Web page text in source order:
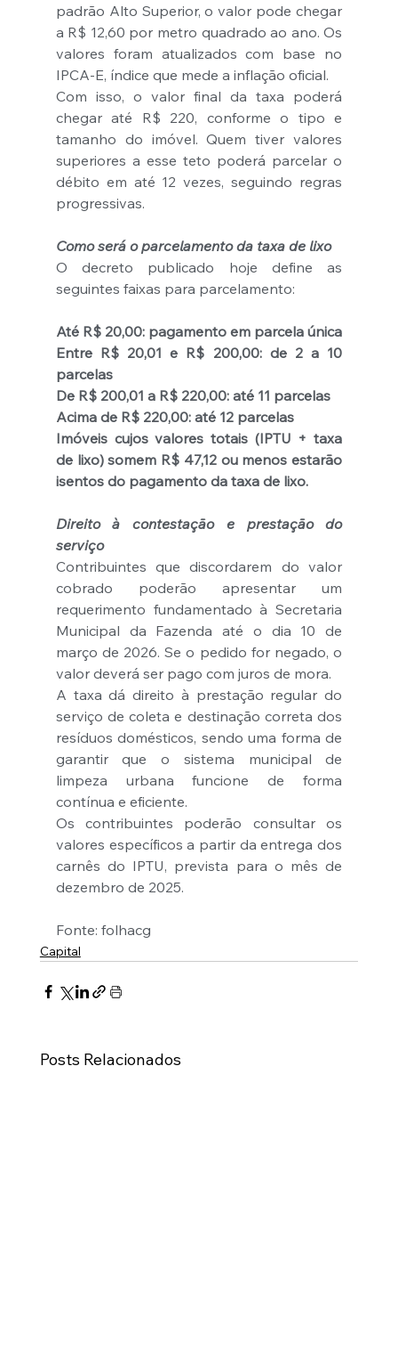
padrão Alto Superior, o valor pode chegar
a R$ 12,60 por metro quadrado ao ano. Os
valores foram atualizados com base no
IPCA-E, índice que mede a inflação oficial.
Com isso, o valor final da taxa poderá
chegar até R$ 220, conforme o tipo e
tamanho do imóvel. Quem tiver valores
superiores a esse teto poderá parcelar o
débito em até 12 vezes, seguindo regras
progressivas.
Como será o parcelamento da taxa de lixo
O decreto publicado hoje define as
seguintes faixas para parcelamento:
Até R$ 20,00: pagamento em parcela única
Entre R$ 20,01 e R$ 200,00: de 2 a 10
parcelas
De R$ 200,01 a R$ 220,00: até 11 parcelas
Acima de R$ 220,00: até 12 parcelas
Imóveis cujos valores totais (IPTU + taxa
de lixo) somem R$ 47,12 ou menos estarão
isentos do pagamento da taxa de lixo.
Direito à contestação e prestação do
serviço
Contribuintes que discordarem do valor
cobrado poderão apresentar um
requerimento fundamentado à Secretaria
Municipal da Fazenda até o dia 10 de
março de 2026. Se o pedido for negado, o
valor deverá ser pago com juros de mora.
A taxa dá direito à prestação regular do
serviço de coleta e destinação correta dos
resíduos domésticos, sendo uma forma de
garantir que o sistema municipal de
limpeza urbana funcione de forma
contínua e eficiente.
Os contribuintes poderão consultar os
valores específicos a partir da entrega dos
carnês do IPTU, prevista para o mês de
dezembro de 2025.
Fonte: folhacg
Capital
Posts Relacionados